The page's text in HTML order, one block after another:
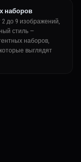
наборов
2 до 9 изображений,
стиль —
наборов,
выглядят